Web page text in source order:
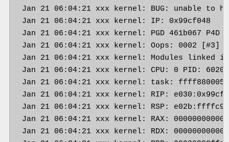
Jan 21 06:04:21 xxx kernel: BUG: unable to
Jan 21 06:04:21 xxx kernel: IP: 0x99cf048
Jan 21 06:04:21 xxx kernel: PGD 461b067 P4D
Jan 21 06:04:21 xxx kernel: Oops: 0002 [#3]
Jan 21 06:04:21 xxx kernel: Modules linked
Jan 21 06:04:21 xxx kernel: CPU: 0 PID: 6020
Jan 21 06:04:21 xxx kernel: task:
Jan 21 06:04:21 xxx kernel: RIP:
Jan 21 06:04:21 xxx kernel: RSP:
Jan 21 06:04:21 xxx kernel: RAX:
Jan 21 06:04:21 xxx kernel: RDX: